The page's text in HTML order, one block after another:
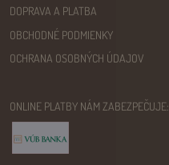
DOPRAVA A PLATBA
OBCHODNÉ PODMIENKY
OCHRANA OSOBNÝCH ÚDAJOV
ONLINE PLATBY NÁM ZABEZPEČUJE: